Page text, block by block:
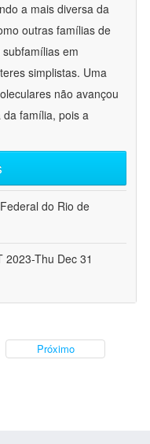
a mais diversa da
outras famílias de
em
simplistas. Uma
não avançou
família, pois a
do Rio de
2023-Thu Dec 31
Próximo